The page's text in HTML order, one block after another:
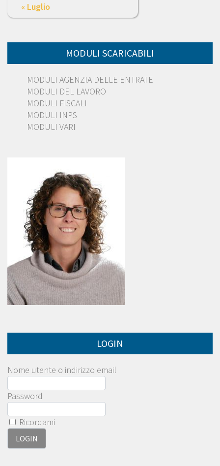
« Luglio
MODULI SCARICABILI
MODULI AGENZIA DELLE ENTRATE
MODULI DEL LAVORO
MODULI FISCALI
MODULI INPS
MODULI VARI
LOGIN
Nome utente o indirizzo email
Password
Ricordami